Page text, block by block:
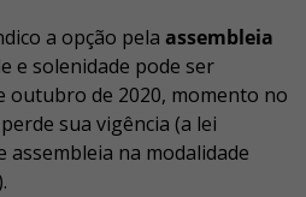
a opção pela assembleia
e solenidade pode ser
outubro de 2020, momento no
perde sua vigência (a lei
assembleia na modalidade